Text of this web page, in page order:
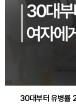
30대부터 유병률